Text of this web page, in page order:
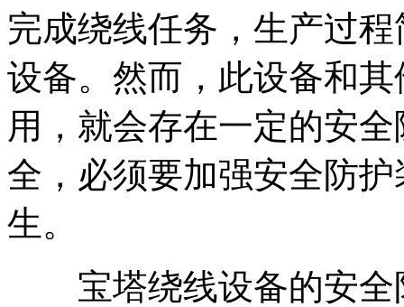
完成绕线任务，生产过
设备。然而，此设备和
用，就会存在一定的安
全，必须要加强安全防
生。
宝塔绕线设备的安全